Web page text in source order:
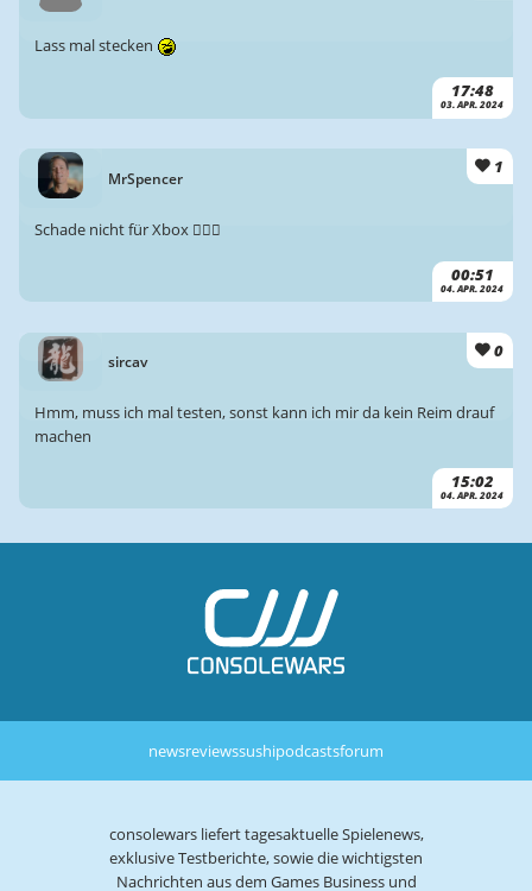
17:48
03. APR. 2024
Lass mal stecken
MrSpencer
1
00:51
04. APR. 2024
Schade nicht für Xbox 🤷🏻‍♂️
sircav
0
15:02
04. APR. 2024
Hmm, muss ich mal testen, sonst kann ich mir da kein Reim drauf
machen
newsreviewssushipodcastsforum
consolewars liefert tagesaktuelle Spielenews,
exklusive Testberichte, sowie die wichtigsten
Nachrichten aus dem Games Business und